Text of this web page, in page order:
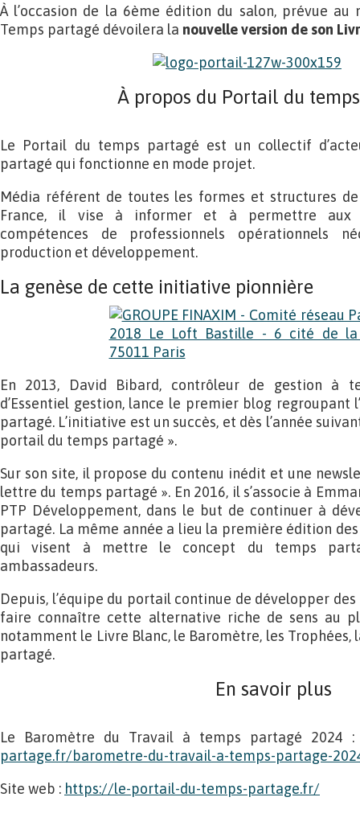
À l’occasion de la 6ème édition du salon, prévue au
Temps partagé dévoilera la nouvelle version de son
À propos du Portail du
Le Portail du temps partagé est un collectif
partagé qui fonctionne en mode projet.
Média référent de toutes les formes et structures
France, il vise à informer et à permettre aux
compétences de professionnels opérationnels
production et développement.
La genèse de cette initiative pionnière
En 2013, David Bibard, contrôleur de gestion à
d’Essentiel gestion, lance le premier blog
partagé. L’initiative est un succès, et dès l’année
portail du temps partagé ».
Sur son site, il propose du contenu inédit et une
lettre du temps partagé ». En 2016, il s’associe à
PTP Développement, dans le but de continuer à
partagé. La même année a lieu la première édition
qui visent à mettre le concept du temps
ambassadeurs.
Depuis, l’équipe du portail continue de développer
faire connaître cette alternative riche de sens au
notamment le Livre Blanc, le Baromètre, les
partagé.
En savoir plus
Le Baromètre du Travail à temps partagé 2024
partage.fr/barometre-du-travail-a-temps-partage-
Site web : https://le-portail-du-temps-partage.fr/